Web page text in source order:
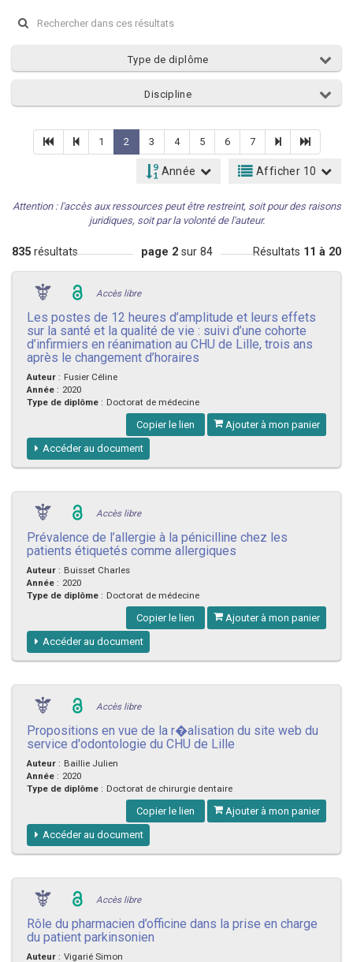
Type de diplôme
Discipline
1 2 3 4 5 6 7
Année Afficher 10
Attention : l'accès aux ressources peut être restreint, soit pour des raisons
juridiques, soit par la volonté de l'auteur.
835 résultats page 2 sur 84 Résultats 11 à 20
Accès libre
Les postes de 12 heures d’amplitude et leurs effets
sur la santé et la qualité de vie : suivi d’une cohorte
d’infirmiers en réanimation au CHU de Lille, trois ans
après le changement d’horaires
Auteur : Fusier Céline
Année : 2020
Type de diplôme : Doctorat de médecine
Copier le lien Ajouter à mon panier
Accéder au document
Accès libre
Prévalence de l’allergie à la pénicilline chez les
patients étiquetés comme allergiques
Auteur : Buisset Charles
Année : 2020
Type de diplôme : Doctorat de médecine
Copier le lien Ajouter à mon panier
Accéder au document
Accès libre
Propositions en vue de la r�alisation du site web du
service d'odontologie du CHU de Lille
Auteur : Baillie Julien
Année : 2020
Type de diplôme : Doctorat de chirurgie dentaire
Copier le lien Ajouter à mon panier
Accéder au document
Accès libre
Rôle du pharmacien d’officine dans la prise en charge
du patient parkinsonien
Auteur : Vigarié Simon